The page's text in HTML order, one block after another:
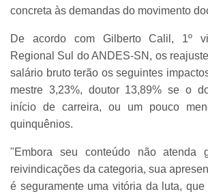
concreta às demandas do movimento
De acordo com Gilberto Calil, 1º
Regional Sul do ANDES-SN, os
salário bruto terão os seguintes
mestre 3,23%, doutor 13,89% se o
início de carreira, ou um pouco
quinquênios.
"Embora seu conteúdo não atenda
reivindicações da categoria, sua
é seguramente uma vitória da luta,